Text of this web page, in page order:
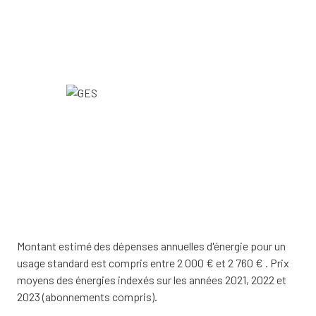
1 niveau(x)
piscinable
interphone
Montant estimé des dépenses annuelles d'énergie pour un
usage standard est compris entre 2 000 € et 2 760 € . Prix
moyens des énergies indexés sur les années 2021, 2022 et
2023 (abonnements compris).